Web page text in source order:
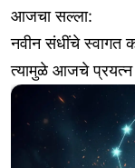
आजचा सल्ला:
नवीन संधींचे स्वागत
त्यामुळे आजचे प्रयत्न